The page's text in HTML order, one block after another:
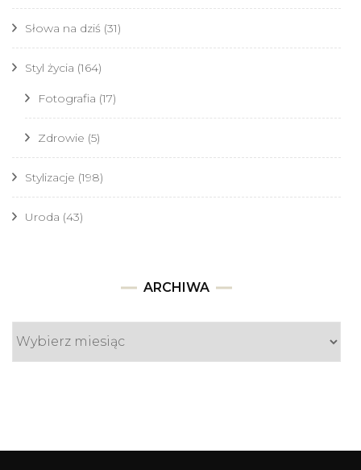
Słowa na dziś (31)
Styl życia (164)
Fotografia (17)
Zdrowie (5)
Stylizacje (198)
Uroda (43)
ARCHIWA
Archiwa